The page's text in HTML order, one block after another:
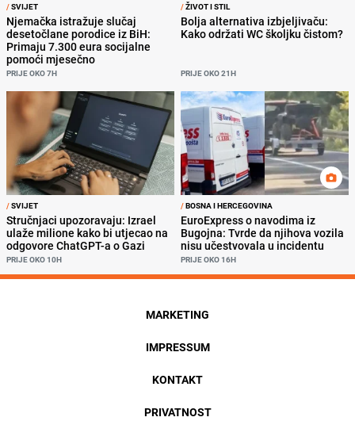
/SVIJET
Njemačka istražuje slučaj
desetočlane porodice iz BiH:
Primaju 7.300 eura socijalne
pomoći mjesečno
PRIJE OKO 7H
/ŽIVOT I STIL
Bolja alternativa izbjeljivaču:
Kako održati WC školjku čistom?
PRIJE OKO 21H
/SVIJET
Stručnjaci upozoravaju: Izrael
ulaže milione kako bi utjecao na
odgovore ChatGPT-a o Gazi
PRIJE OKO 10H
/BOSNA I HERCEGOVINA
EuroExpress o navodima iz
Bugojna: Tvrde da njihova vozila
nisu učestvovala u incidentu
PRIJE OKO 16H
MARKETING
IMPRESSUM
KONTAKT
PRIVATNOST